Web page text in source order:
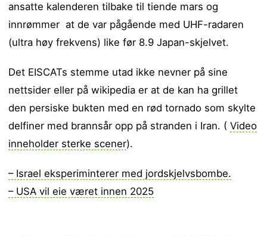
ansatte kalenderen tilbake til tiende mars og
innrømmer at de var pågående med UHF-radaren
(ultra høy frekvens) like før 8.9 Japan-skjelvet.
Det EISCATs stemme utad ikke nevner på sine
nettsider eller på wikipedia er at de kan ha grillet
den persiske bukten med en rød tornado som skylte
delfiner med brannsår opp på stranden i Iran. (Video
inneholder sterke scener).
– Israel eksperiminterer med jordskjelvsbombe.
– USA vil eie været innen 2025